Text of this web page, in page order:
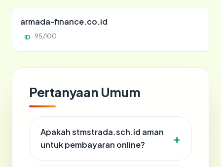
armada-finance.co.id
ID 95/100
Pertanyaan Umum
Apakah stmstrada.sch.id aman
untuk pembayaran online?